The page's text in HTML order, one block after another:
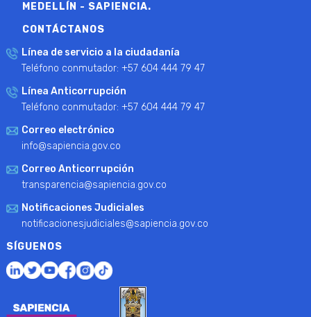
MEDELLÍN - SAPIENCIA.
CONTÁCTANOS
Línea de servicio a la ciudadanía
Teléfono conmutador: +57 604 444 79 47
Línea Anticorrupción
Teléfono conmutador: +57 604 444 79 47
Correo electrónico
info@sapiencia.gov.co
Correo Anticorrupción
transparencia@sapiencia.gov.co
Notificaciones Judiciales
notificacionesjudiciales@sapiencia.gov.co
SÍGUENOS